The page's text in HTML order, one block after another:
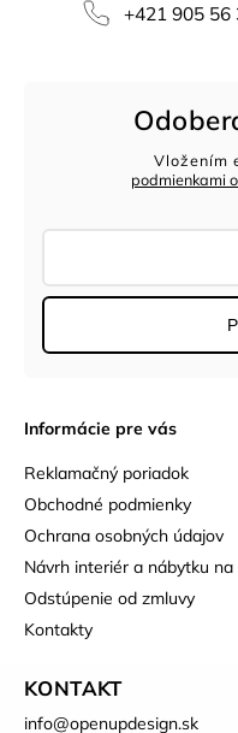
+421 905 56
Informácie pre vás
Reklamačný poriadok
Obchodné podmienky
Ochrana osobných údajov
Návrh interiér a nábytku na
Odstúpenie od zmluvy
Kontakty
KONTAKT
info@openupdesign.sk
Vložením
podmienkami